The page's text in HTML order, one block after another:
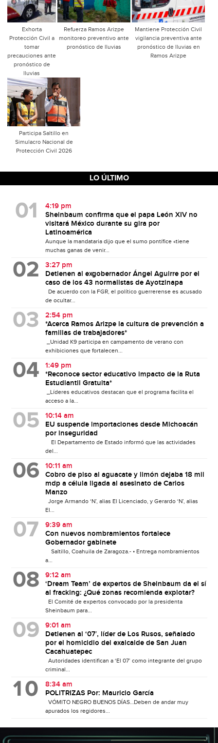
Exhorta
Protección Civil a
tomar
precauciones ante
pronóstico de
lluvias
Refuerza Ramos Arizpe
monitoreo preventivo ante
pronóstico de lluvias
Mantiene Protección Civil
vigilancia preventiva ante
pronóstico de lluvias en
Ramos Arizpe
Participa Saltillo en
Simulacro Nacional de
Protección Civil 2026
LO ÚLTIMO
4:19 pm
Sheinbaum confirma que el papa León XIV no
visitará México durante su gira por
Latinoamérica
Aunque la mandataria dijo que el sumo pontífice «tiene
muchas ganas de venir...
3:27 pm
Detienen al exgobernador Ángel Aguirre por el
caso de los 43 normalistas de Ayotzinapa
De acuerdo con la FGR, el político guerrerense es acusado
de ocultar...
2:54 pm
*Acerca Ramos Arizpe la cultura de prevención a
familias de trabajadores*
_Unidad K9 participa en campamento de verano con
exhibiciones que fortalecen...
1:49 pm
*Reconoce sector educativo impacto de la Ruta
Estudiantil Gratuita*
_Líderes educativos destacan que el programa facilita el
acceso a la...
10:14 am
EU suspende importaciones desde Michoacán
por inseguridad
El Departamento de Estado informó que las actividades
del...
10:11 am
Cobro de piso al aguacate y limón dejaba 18 mil
mdp a célula ligada al asesinato de Carlos
Manzo
Jorge Armando ‘N’, alias El Licenciado, y Gerardo ‘N’, alias
El...
9:39 am
Con nuevos nombramientos fortalece
Gobernador gabinete
Saltillo, Coahuila de Zaragoza.- • Entrega nombramientos
a...
9:12 am
‘Dream Team’ de expertos de Sheinbaum da el sí
al fracking: ¿Qué zonas recomienda explotar?
El Comité de expertos convocado por la presidenta
Sheinbaum para...
9:01 am
Detienen al ‘07′, líder de Los Rusos, señalado
por el homicidio del exalcalde de San Juan
Cacahuatepec
Autoridades identifican a ‘El 07’ como integrante del grupo
criminal...
8:34 am
POLITRIZAS Por: Mauricio García
VÓMITO NEGRO BUENOS DÍAS…Deben de andar muy
apurados los regidores...